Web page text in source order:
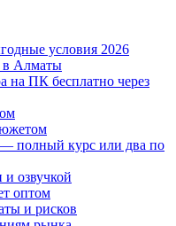
условия 2026
в Алматы
на ПК бесплатно через
полный курс или два по
озвучкой
оптом
и рисков